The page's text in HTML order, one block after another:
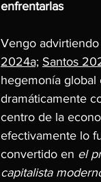
enfrentarlas
Vengo
2024a; Santos
hegemonía global
dramáticamente
centro de la
efectivamente lo
convertido en el
capitalista